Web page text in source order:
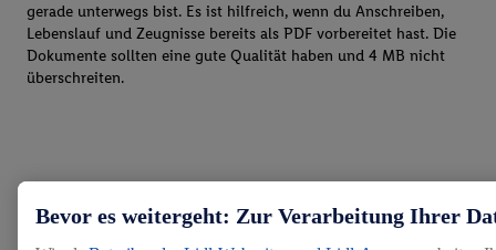
gerade unterwegs bist. Es ist hilfreich, wenn du Anschreiben,
Lebenslauf und Zeugnisse bereits als PDF vorbereitet hast. Die
Dokumente sollten eine gute Qualität haben und 4 MB nicht
überschreiten.
Bevor es weitergeht: Zur Verarbeitung Ihrer